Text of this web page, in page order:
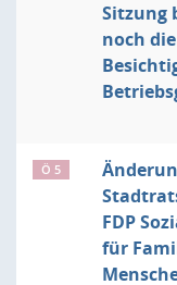
Sitzung
noch
Ö 5
FDP
für